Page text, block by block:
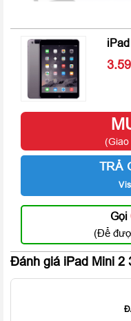
iPad Mini 2 sở hữu màn
phân giải 2048 x 1536
ppi, cho khả năng tương
và hiển thị cực kì xuất
phân giải vượt trội so với
iPad Mini 2 như một bức
nhận hình ảnh chân thực
Hiệu năng vượt trội với
TRẢ
Gọi
(Để
Đánh giá iPad Mini 2